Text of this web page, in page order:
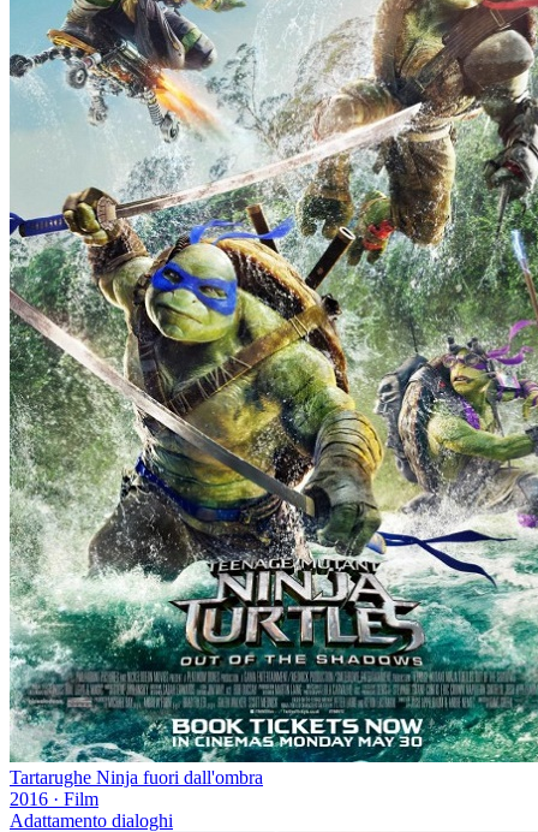
Tartarughe Ninja fuori dall'ombra
2016 · Film
Adattamento dialoghi